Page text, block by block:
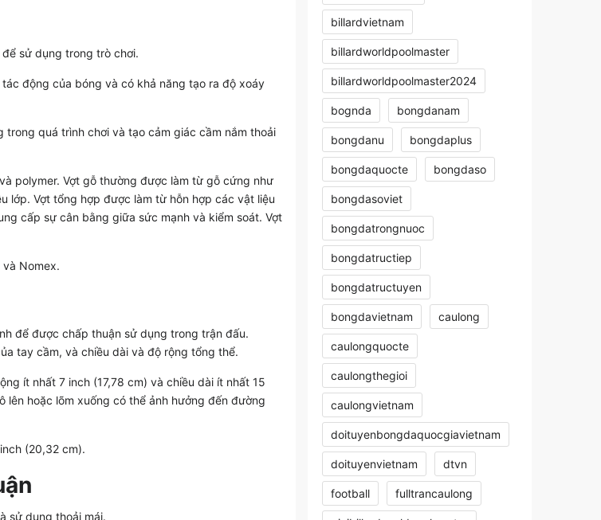
sử dụng trong trò chơi.
động của bóng và có khả năng tạo ra độ xoáy
quá trình chơi và tạo cảm giác cầm nắm thoải
polymer. Vợt gỗ thường được làm từ gỗ cứng như
lớp. Vợt tổng hợp được làm từ hỗn hợp các vật liệu
cấp sự cân bằng giữa sức mạnh và kiểm soát. Vợt
Nomex.
để được chấp thuận sử dụng trong trận đấu.
tay cầm, và chiều dài và độ rộng tổng thể.
ít nhất 7 inch (17,78 cm) và chiều dài ít nhất 15
hoặc lõm xuống có thể ảnh hưởng đến đường
(20,32 cm).
sử dụng thoải mái.
billardvietnam
billardworldpoolmaster
billardworldpoolmaster2024
bognda bongdanam
bongdanu bongdaplus
bongdaquocte bongdaso
bongdasoviet
bongdatrongnuoc
bongdatructiep
bongdatructuyen
bongdavietnam caulong
caulongquocte
caulongthegioi
caulongvietnam
doituyenbongdaquocgiavietnam
doituyenvietnam dtvn
football fulltrancaulong